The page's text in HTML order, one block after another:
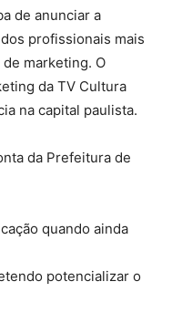
de anunciar a
profissionais mais
marketing. O
da TV Cultura
na capital paulista.
da Prefeitura de
quando ainda
potencializar o